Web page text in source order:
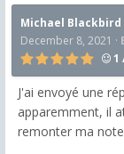
Michael Blackbird
December 8, 2021 ·
1
J'ai envoyé une
apparemment, il
remonter ma